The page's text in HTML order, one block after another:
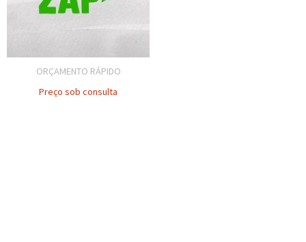
ORÇAMENTO RÁPIDO
Preço sob consulta